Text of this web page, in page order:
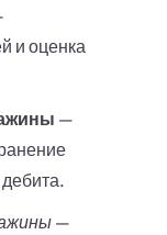
и оценка
—
—